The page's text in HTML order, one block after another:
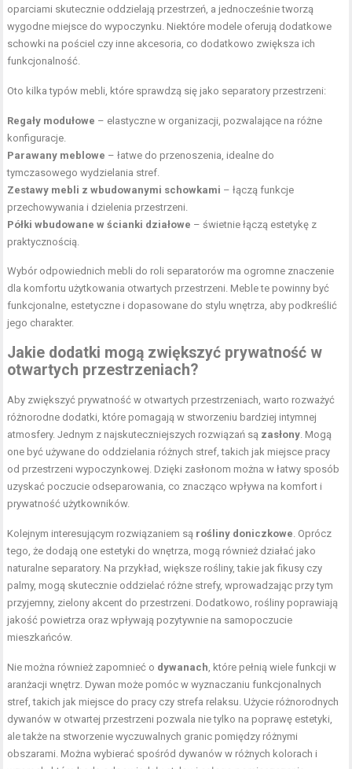
oparciami skutecznie oddzielają przestrzeń, a jednocześnie tworzą
wygodne miejsce do wypoczynku. Niektóre modele oferują dodatkowe
schowki na pościel czy inne akcesoria, co dodatkowo zwiększa ich
funkcjonalność.
Oto kilka typów mebli, które sprawdzą się jako separatory przestrzeni:
Regały modułowe – elastyczne w organizacji, pozwalające na różne
konfiguracje.
Parawany meblowe – łatwe do przenoszenia, idealne do
tymczasowego wydzielania stref.
Zestawy mebli z wbudowanymi schowkami – łączą funkcje
przechowywania i dzielenia przestrzeni.
Półki wbudowane w ścianki działowe – świetnie łączą estetykę z
praktycznością.
Wybór odpowiednich mebli do roli separatorów ma ogromne znaczenie
dla komfortu użytkowania otwartych przestrzeni. Meble te powinny być
funkcjonalne, estetyczne i dopasowane do stylu wnętrza, aby podkreślić
jego charakter.
Jakie dodatki mogą zwiększyć prywatność w
otwartych przestrzeniach?
Aby zwiększyć prywatność w otwartych przestrzeniach, warto rozważyć
różnorodne dodatki, które pomagają w stworzeniu bardziej intymnej
atmosfery. Jednym z najskuteczniejszych rozwiązań są zasłony . Mogą
one być używane do oddzielania różnych stref, takich jak miejsce pracy
od przestrzeni wypoczynkowej. Dzięki zasłonom można w łatwy sposób
uzyskać poczucie odseparowania, co znacząco wpływa na komfort i
prywatność użytkowników.
Kolejnym interesującym rozwiązaniem są rośliny doniczkowe . Oprócz
tego, że dodają one estetyki do wnętrza, mogą również działać jako
naturalne separatory. Na przykład, większe rośliny, takie jak fikusy czy
palmy, mogą skutecznie oddzielać różne strefy, wprowadzając przy tym
przyjemny, zielony akcent do przestrzeni. Dodatkowo, rośliny poprawiają
jakość powietrza oraz wpływają pozytywnie na samopoczucie
mieszkańców.
Nie można również zapomnieć o dywanach , które pełnią wiele funkcji w
aranżacji wnętrz. Dywan może pomóc w wyznaczaniu funkcjonalnych
stref, takich jak miejsce do pracy czy strefa relaksu. Użycie różnorodnych
dywanów w otwartej przestrzeni pozwala nie tylko na poprawę estetyki,
ale także na stworzenie wyczuwalnych granic pomiędzy różnymi
obszarami. Można wybierać spośród dywanów w różnych kolorach i